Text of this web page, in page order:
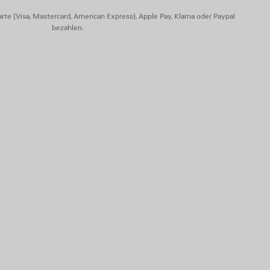
(Visa, Mastercard, American Express), Apple Pay, Klarna oder Paypal
bezahlen.